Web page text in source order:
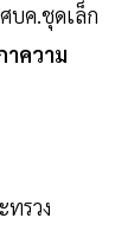
บค.ชุดเล็ก
ความ
รวง